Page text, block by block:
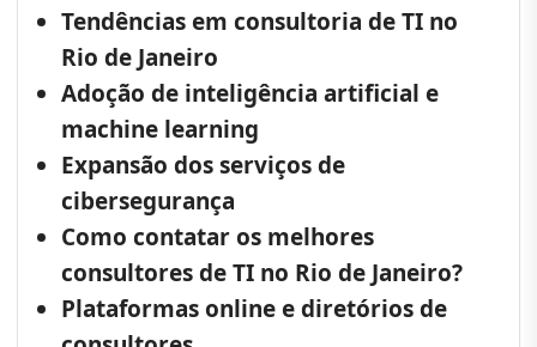
Tendências em consultoria de TI no
Rio de Janeiro
Adoção de inteligência artificial e
machine learning
Expansão dos serviços de
cibersegurança
Como contatar os melhores
consultores de TI no Rio de Janeiro?
Plataformas online e diretórios de